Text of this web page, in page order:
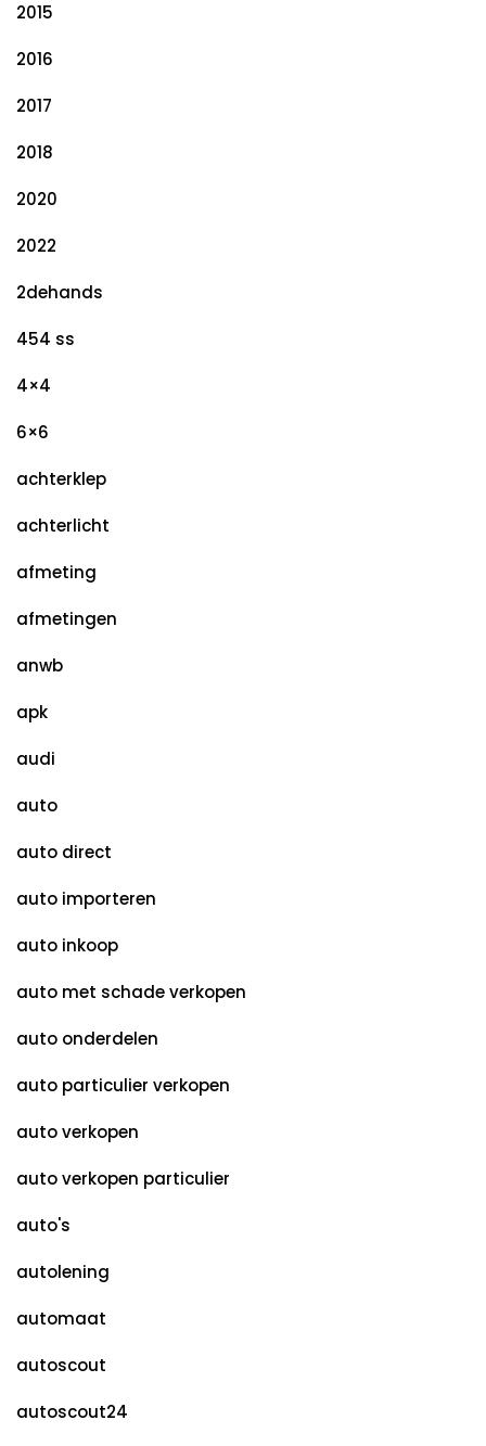
2015
2016
2017
2018
2020
2022
2dehands
454 ss
4×4
6×6
achterklep
achterlicht
afmeting
afmetingen
anwb
apk
audi
auto
auto direct
auto importeren
auto inkoop
auto met schade verkopen
auto onderdelen
auto particulier verkopen
auto verkopen
auto verkopen particulier
auto's
autolening
automaat
autoscout
autoscout24